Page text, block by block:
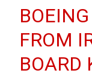
FROM
BOARD